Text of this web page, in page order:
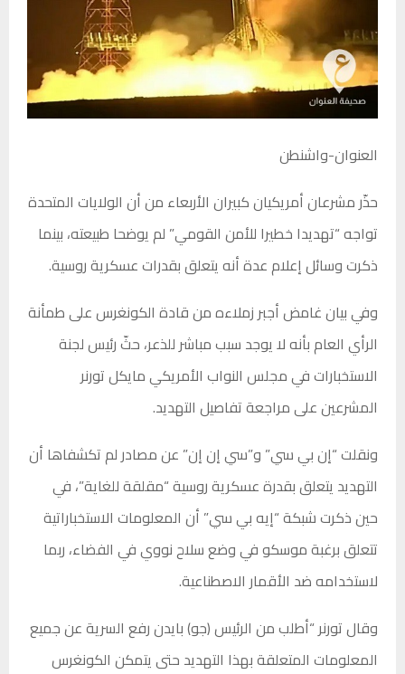
العنوان-واشنطن
حذّر مشرعان أمريكيان كبيران الأربعاء من أن الولايات المتحدة
تواجه “تهديدا خطيرا للأمن القومي” لم يوضحا طبيعته، بينما
ذكرت وسائل إعلام عدة أنه يتعلق بقدرات عسكرية روسية.
وفي بيان غامض أجبر زملاءه من قادة الكونغرس على طمأنة
الرأي العام بأنه لا يوجد سبب مباشر للذعر، حثّ رئيس لجنة
الاستخبارات في مجلس النواب الأمريكي مايكل تورنر
المشرعين على مراجعة تفاصيل التهديد.
ونقلت “إن بي سي” و”سي إن إن” عن مصادر لم تكشفاها أن
التهديد يتعلق بقدرة عسكرية روسية “مقلقة للغاية”، في
حين ذكرت شبكة “إيه بي سي” أن المعلومات الاستخباراتية
تتعلق برغبة موسكو في وضع سلاح نووي في الفضاء، ربما
لاستخدامه ضد الأقمار الاصطناعية.
وقال تورنر “أطلب من الرئيس (جو) بايدن رفع السرية عن جميع
المعلومات المتعلقة بهذا التهديد حتى يتمكن الكونغرس